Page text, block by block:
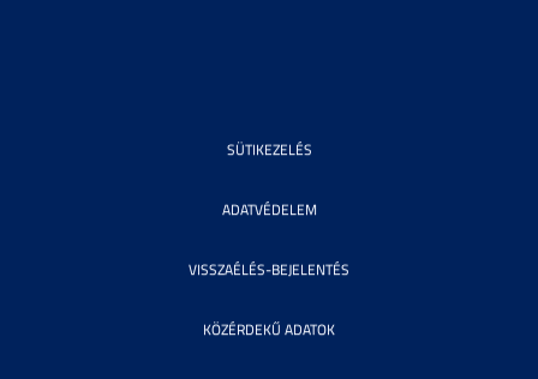
SÜTIKEZELÉS
ADATVÉDELEM
VISSZAÉLÉS-BEJELENTÉS
KÖZÉRDEKŰ ADATOK